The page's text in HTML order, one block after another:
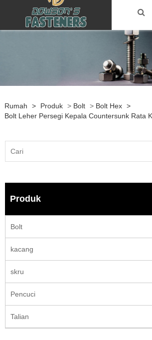
Rumah > Produk > Bolt > Bolt Hex >
Bolt Leher Persegi Kepala Countersunk Rata
Produk
Bolt
kacang
skru
Pencuci
Talian